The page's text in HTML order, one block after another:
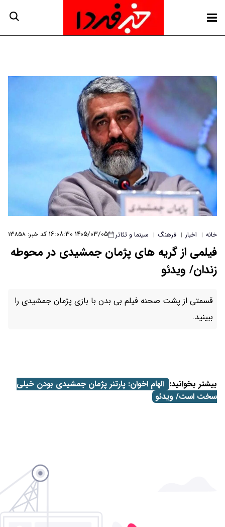
و تئاتر ۱۴۰۵/۰۳/۰۵ ۱۶:۰۸:۳۰ کد خبر: ۱۳۸۵۸
پژمان جمشیدی در محوطه
بی بدن با بازی پژمان جمشیدی را
پارتنر پژمان جمشیدی بودن خیلی